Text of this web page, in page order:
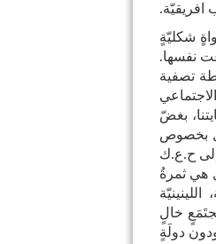
افريقيّة.
شكليّةٍ
نفسها.
تصفية
بغضّ
بخصوص
هي ثمرةُ
خالٍ